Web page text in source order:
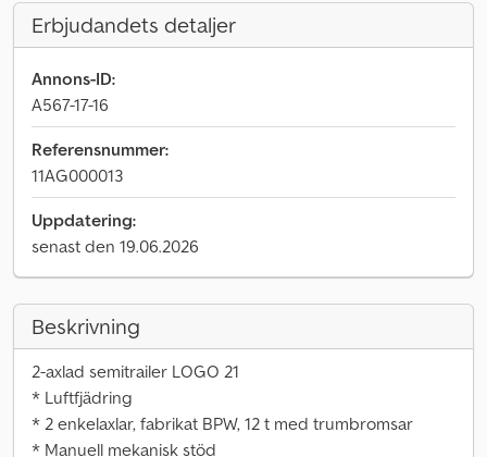
Erbjudandets detaljer
Annons-ID:
A567-17-16
Referensnummer:
11AG000013
Uppdatering:
senast den 19.06.2026
Beskrivning
2-axlad semitrailer LOGO 21
* Luftfjädring
* 2 enkelaxlar, fabrikat BPW, 12 t med trumbromsar
* Manuell mekanisk stöd